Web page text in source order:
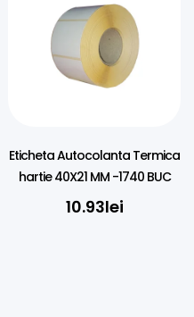
Eticheta Autocolanta Termica
hartie 40X21 MM -1740 BUC
10.93lei